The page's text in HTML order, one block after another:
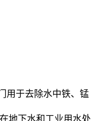
用于去除水中铁、锰
地下水和工业用水处